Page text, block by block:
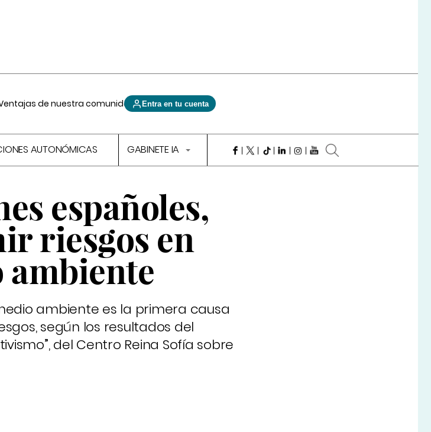
de nuestra comunidad Entra en tu cuenta
AUTONÓMICAS GABINETE IA
españoles,
riesgos en
ambiente
ambiente es la primera causa
según los resultados del
del Centro Reina Sofía sobre